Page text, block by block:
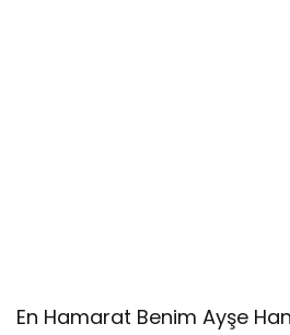
En Hamarat Benim Ayşe